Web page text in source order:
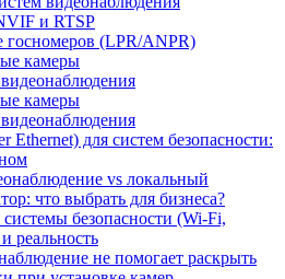
и RTSP
госномеров (LPR/ANPR)
камеры
камеры
Ethernet) для систем безопасности:
vs локальный
что выбрать для бизнеса?
безопасности (Wi-Fi,
реальность
не помогает раскрыть